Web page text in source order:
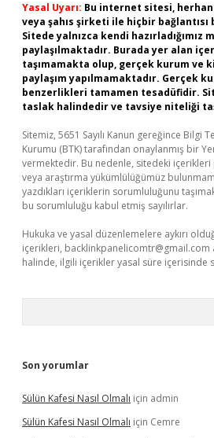
Yasal Uyarı: Bu internet sitesi,
veya şahıs şirketi ile hiçbir
Sitede yalnızca kendi hazırladığımız
paylaşılmaktadır. Burada yer alan
taşımamakta olup, gerçek kurum ve
paylaşım yapılmamaktadır. Gerçek
benzerlikleri tamamen tesadüfidir.
taslak halindedir ve tavsiye niteliği
Sitemiz, 5651 Sayılı Kanun gereğince Bilgi
Kurumu (BTK) tarafından onaylanmış bir
vermektedir. Bu nedenle, sitedeki
veya araştırma yükümlülüğümüz
yazdıkları içeriklerin sorumluluğunu
bu sorumluluğu kabul etmiş sayılırlar.
Hukuka ve yasal düzenlemelere aykırı
içerikleri, backlinkpanelicomtr@gmail.com
halinde, ilgili içerikler yasal süre içerisinde
Son yorumlar
Sülün Kafesi Nasıl Olmalı için admin
Sülün Kafesi Nasıl Olmalı için Cemre